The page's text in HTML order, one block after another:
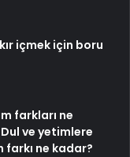
içmek için boru
farkları ne
ve yetimlere
ne kadar?